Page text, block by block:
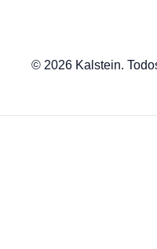
© 2026 Kalstein.